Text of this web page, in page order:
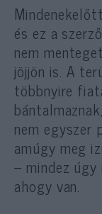
és ez a
nem
jöjjön is. A
többnyire
nem egyszer
amúgy meg
– mindez
ahogy van.